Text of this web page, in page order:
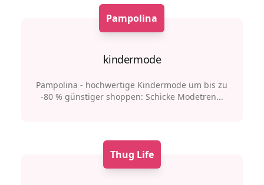
Pampolina
kindermode
Pampolina - hochwertige Kindermode um bis zu
-80 % günstiger shoppen: Schicke Modetren...
Thug Life